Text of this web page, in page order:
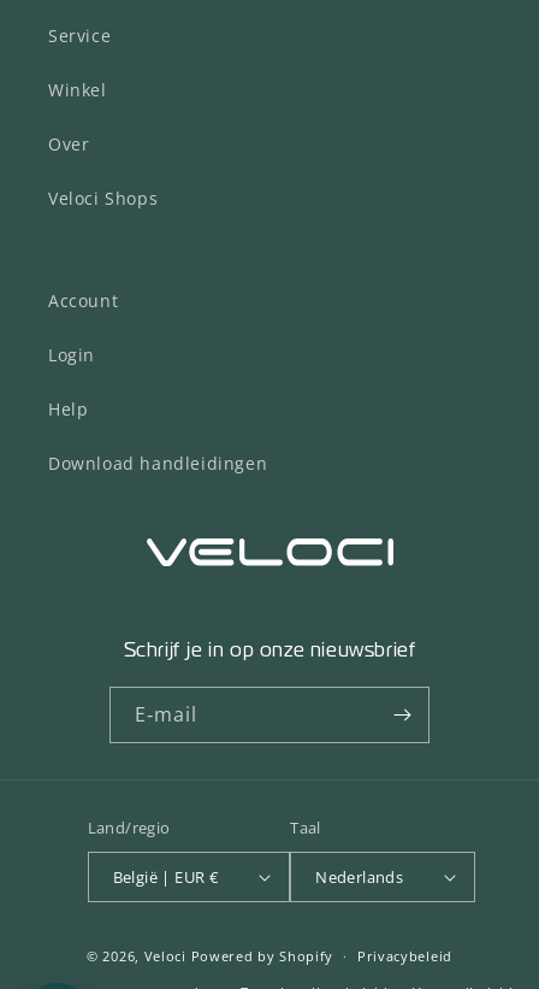
Service
Winkel
Over
Veloci Shops
Account
Login
Help
Download handleidingen
Schrijf je in op onze nieuwsbrief
E‑mail
Land/regio
België | EUR €
Taal
Nederlands
© 2026, Veloci Powered by Shopify
Privacybeleid